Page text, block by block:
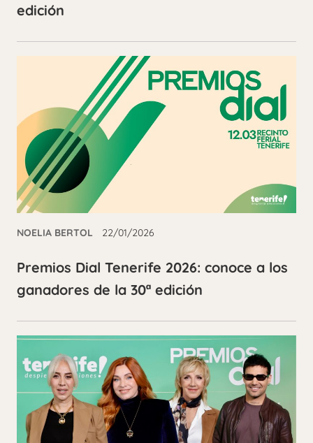
edición
NOELIA BERTOL 22/01/2026
Premios Dial Tenerife 2026: conoce a los
ganadores de la 30ª edición